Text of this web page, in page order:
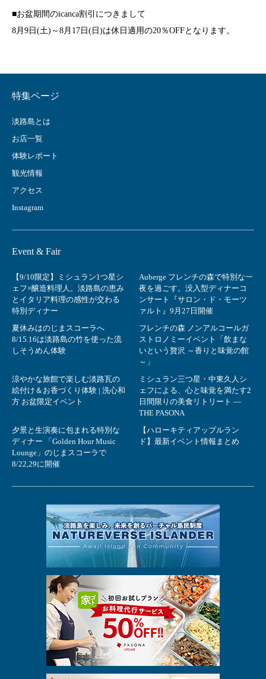
■お盆期間のicanca割引につきまして
8月9日(土)～8月17日(日)は休日適用の20％OFFとなります。
特集ページ
淡路島とは
お店一覧
体験レポート
観光情報
アクセス
Instagram
Event & Fair
【9/10限定】ミシュラン1つ星シ
ェフ×醸造料理人。淡路島の恵み
とイタリア料理の感性が交わる
特別ディナー
Auberge フレンチの森で特別な一
夜を過ごす。没入型ディナーコ
ンサート『サロン・ド・モーツ
ァルト』9月27日開催
夏休みはのじまスコーラへ
8/15.16は淡路島の竹を使った流
しそうめん体験
フレンチの森 ノンアルコールガ
ストロノミーイベント「飲まな
いという贅沢 ～香りと味覚の館
～」
涼やかな旅館で楽しむ淡路瓦の
絵付け＆お香づくり体験 | 洗心和
方 お盆限定イベント
ミシュラン三つ星・中東久人シ
ェフによる、心と味覚を満たす2
日間限りの美食リトリート ―
THE PASONA
夕景と生演奏に包まれる特別な
ディナー 「Golden Hour Music
Lounge」のじまスコーラで
8/22,29に開催
【ハローキティアップルラン
ド】最新イベント情報まとめ